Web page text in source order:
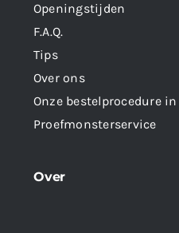
Openingstijden
F.A.Q.
Tips
Over ons
Onze bestelprocedure in
Proefmonsterservice
Over